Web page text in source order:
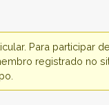
Para participar
registrado no